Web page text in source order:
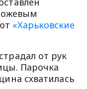
«Харьковские
от рук
Парочка
схватилась